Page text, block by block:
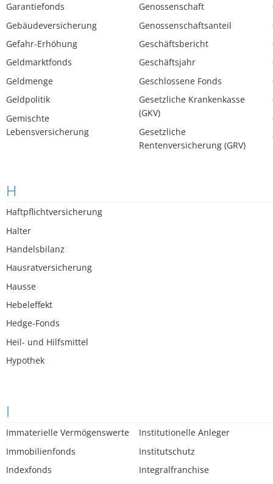
Garantiefonds
Gebäudeversicherung
Gefahr-Erhöhung
Geldmarktfonds
Geldmenge
Geldpolitik
Gemischte
Lebensversicherung
Genossenschaft
Genossenschaftsanteil
Geschäftsbericht
Geschäftsjahr
Geschlossene Fonds
Gesetzliche Krankenkasse
(GKV)
Gesetzliche
Rentenversicherung (GRV)
H
Haftpflichtversicherung
Halter
Handelsbilanz
Hausratversicherung
Hausse
Hebeleffekt
Hedge-Fonds
Heil- und Hilfsmittel
Hypothek
I
Immaterielle Vermögenswerte
Immobilienfonds
Indexfonds
Institutionelle Anleger
Institutschutz
Integralfranchise